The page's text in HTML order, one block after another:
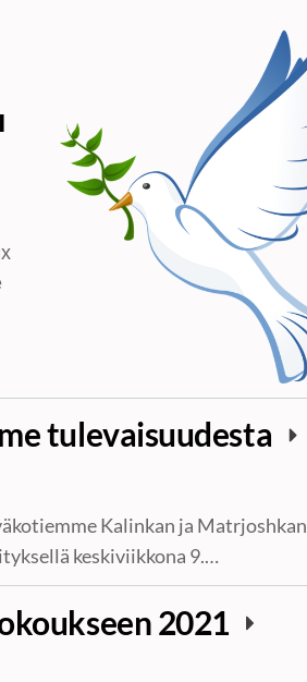
tulevaisuudesta
Kalinkan ja Matrjoshkan
keskiviikkona 9.…
2021